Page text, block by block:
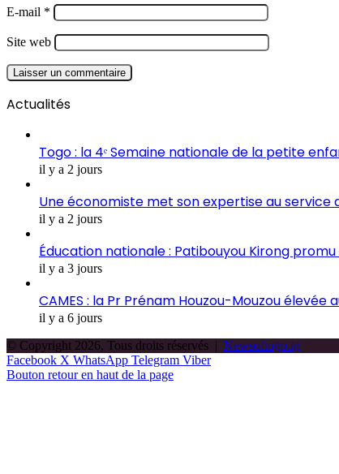
E-mail *
Site web
Actualités
Togo : la 4ᵉ Semaine nationale de la petite
il y a 2 jours
Une économiste met son expertise au service
il y a 2 jours
Éducation nationale : Patibouyou Kirong
il y a 3 jours
CAMES : la Pr Prénam Houzou-Mouzou
il y a 6 jours
© Copyright 2026, Tous droits réservés | Newsoftogo.tg
Facebook X WhatsApp Telegram Viber
Bouton retour en haut de la page